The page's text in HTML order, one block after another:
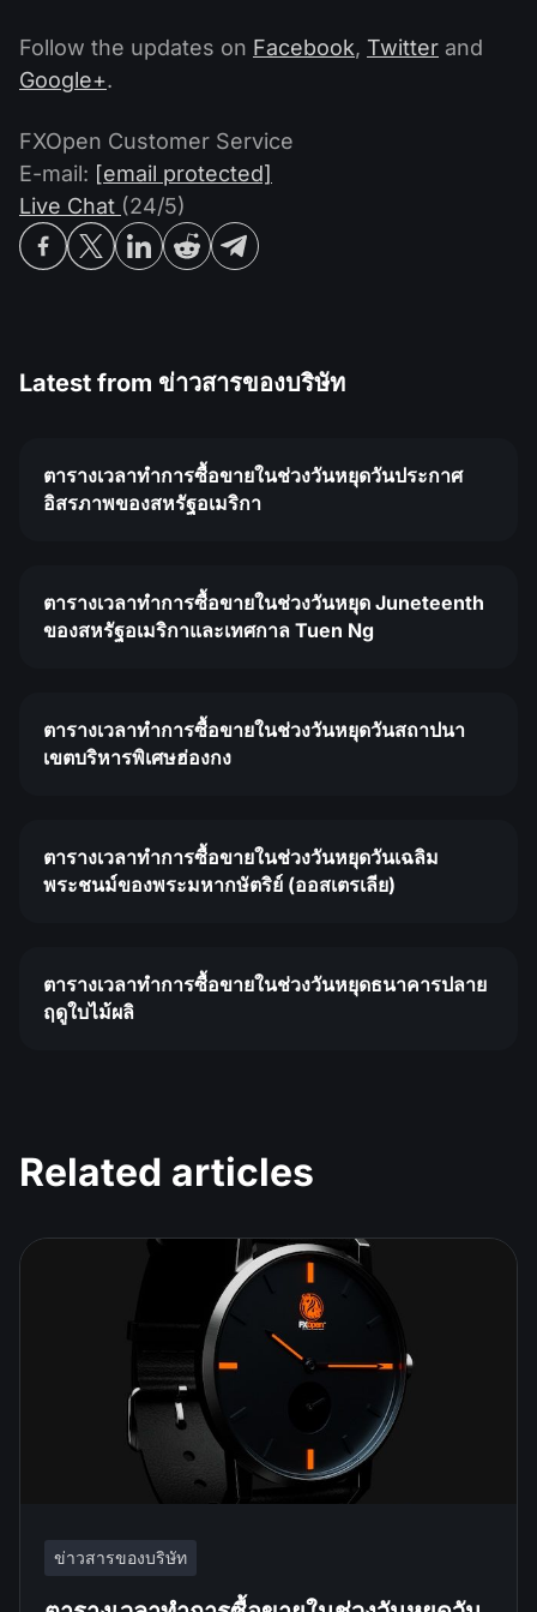
Follow the updates on Facebook, Twitter and
Google+.
FXOpen Customer Service
E-mail: [email protected]
Live Chat (24/5)
Latest from ข่าวสารของบริษัท
ตารางเวลาทำการซื้อขายในช่วงวันหยุดวันประกาศ
อิสรภาพของสหรัฐอเมริกา
ตารางเวลาทำการซื้อขายในช่วงวันหยุด Juneteenth
ของสหรัฐอเมริกาและเทศกาล Tuen Ng
ตารางเวลาทำการซื้อขายในช่วงวันหยุดวันสถาปนา
เขตบริหารพิเศษฮ่องกง
ตารางเวลาทำการซื้อขายในช่วงวันหยุดวันเฉลิม
พระชนม์ของพระมหากษัตริย์ (ออสเตรเลีย)
ตารางเวลาทำการซื้อขายในช่วงวันหยุดธนาคารปลาย
ฤดูใบไม้ผลิ
Related articles
ข่าวสารของบริษัท